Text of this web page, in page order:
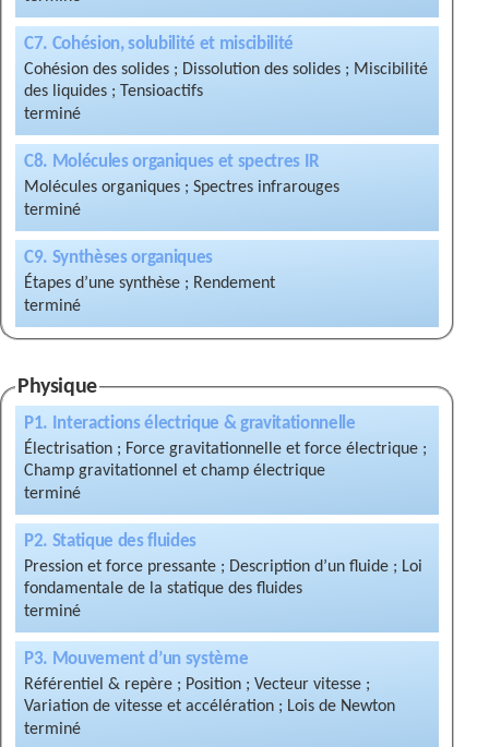
C7. Cohésion, solubilité et miscibilité
Cohésion des solides ; Dissolution des solides ; Miscibilité
des liquides ; Tensioactifs
C8. Molécules organiques et spectres IR
Molécules organiques ; Spectres infrarouges
C9. Synthèses organiques
Étapes d’une synthèse ; Rendement
Physique
P1. Interactions électrique & gravitationnelle
Électrisation ; Force gravitationnelle et force électrique ;
Champ gravitationnel et champ électrique
P2. Statique des fluides
Pression et force pressante ; Description d’un fluide ; Loi
fondamentale de la statique des fluides
P3. Mouvement d’un système
Référentiel & repère ; Position ; Vecteur vitesse ;
Variation de vitesse et accélération ; Lois de Newton